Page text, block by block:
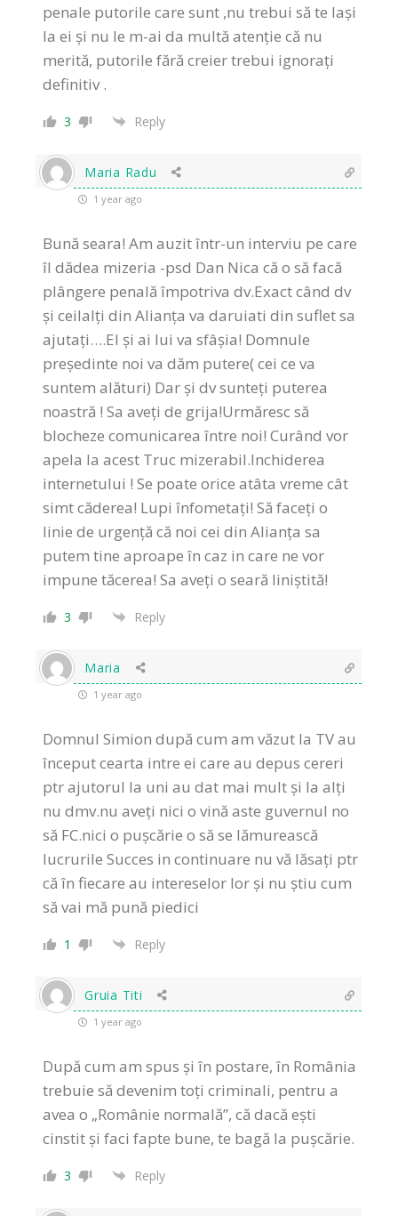
penale putorile care sunt ,nu trebui să te lași
la ei și nu le m-ai da multă atenție că nu
merită, putorile fără creier trebui ignorați
definitiv .
3 Reply
Maria Radu
1 year ago
Bună seara! Am auzit într-un interviu pe care
îl dădea mizeria -psd Dan Nica că o să facă
plângere penală împotriva dv.Exact când dv
și ceilalți din Alianța va daruiati din suflet sa
ajutați….El și ai lui va sfâșia! Domnule
președinte noi va dăm putere( cei ce va
suntem alături) Dar și dv sunteți puterea
noastră ! Sa aveți de grija!Urmăresc să
blocheze comunicarea între noi! Curând vor
apela la acest Truc mizerabil.Inchiderea
internetului ! Se poate orice atâta vreme cât
simt căderea! Lupi înfometați! Să faceți o
linie de urgență că noi cei din Alianța sa
putem tine aproape în caz in care ne vor
impune tăcerea! Sa aveți o seară liniștită!
3 Reply
Maria
1 year ago
Domnul Simion după cum am văzut la TV au
început cearta intre ei care au depus cereri
ptr ajutorul la uni au dat mai mult și la alți
nu dmv.nu aveți nici o vină aste guvernul no
să FC.nici o pușcărie o să se lămurească
lucrurile Succes in continuare nu vă lăsați ptr
că în fiecare au intereselor lor și nu știu cum
să vai mă pună piedici
1 Reply
Gruia Titi
1 year ago
După cum am spus și în postare, în România
trebuie să devenim toți criminali, pentru a
avea o „Românie normală”, că dacă ești
cinstit și faci fapte bune, te bagă la pușcărie.
3 Reply